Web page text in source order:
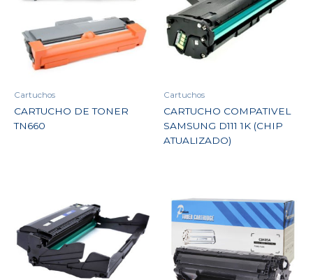
Cartuchos
CARTUCHO DE TONER
TN660
Cartuchos
CARTUCHO COMPATIVEL
SAMSUNG D111 1K (CHIP
ATUALIZADO)